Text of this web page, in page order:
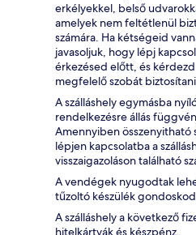
erkélyekkel, belső
amelyek nem feltétlenül
számára. Ha kétségeid
javasoljuk, hogy lépj
érkezésed előtt, és
megfelelő szobát
A szálláshely egymásba
rendelkezésre állás
Amennyiben összenyitható
lépjen kapcsolatba a
visszaigazoláson található
A vendégek nyugodtak
tűzoltó készülék
A szálláshely a következő
hitelkártyák és készpénz.